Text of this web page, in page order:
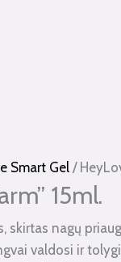
Smart Gel /
15ml.
skirtas nagų
valdosi ir